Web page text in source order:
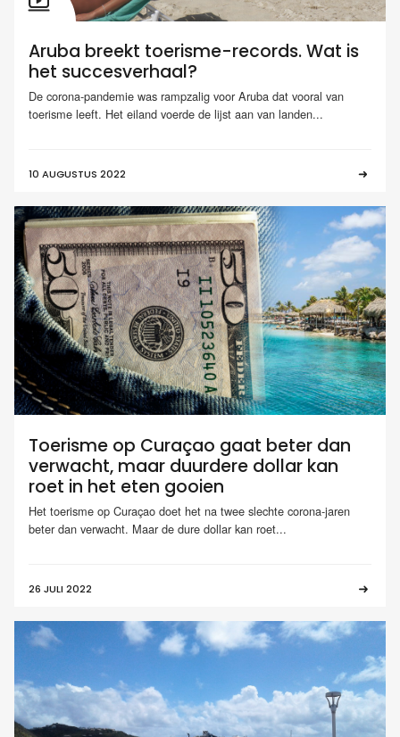
Aruba breekt toerisme-records. Wat is
het succesverhaal?
De corona-pandemie was rampzalig voor Aruba dat vooral van
toerisme leeft. Het eiland voerde de lijst aan van landen...
10 AUGUSTUS 2022
Toerisme op Curaçao gaat beter dan
verwacht, maar duurdere dollar kan
roet in het eten gooien
Het toerisme op Curaçao doet het na twee slechte corona-jaren
beter dan verwacht. Maar de dure dollar kan roet...
26 JULI 2022